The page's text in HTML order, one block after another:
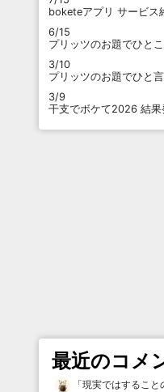
boketeアプリ サービス
6/15
プリッツのお題でひと
3/10
プリッツのお題でひと
3/9
干支でボケて2026 結果
最近のコメ
「現実ではすること